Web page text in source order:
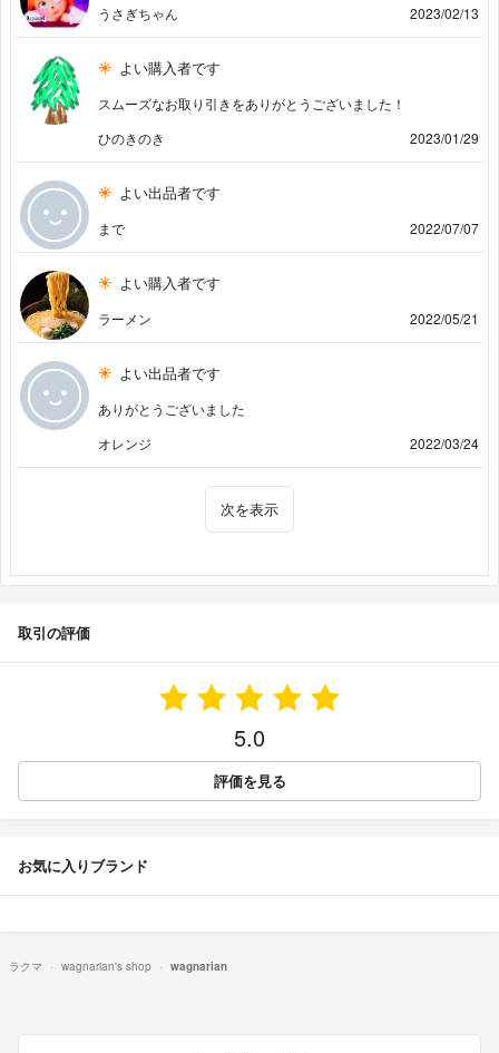
うさぎちゃん 2023/02/13
よい購入者です
スムーズなお取り引きをありがとうございました！
ひのきのき
2023/01/29
よい出品者です
まで 2022/07/07
よい購入者です
ラーメン 2022/05/21
よい出品者です
ありがとうございました
オレンジ
2022/03/24
次を表示
取引の評価
5.0
評価を見る
お気に入りブランド
ラクマ wagnarian's shop wagnarian